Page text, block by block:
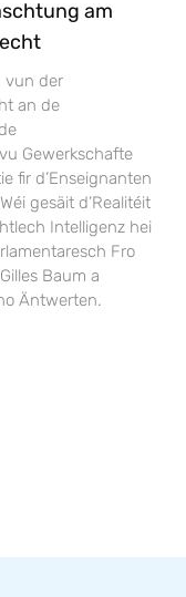
am
vun der
an de
Gewerkschafte
fir d’Enseignanten
gesäit d’Realitéit
Intelligenz hei
Fro
Baum a
Äntwerten.